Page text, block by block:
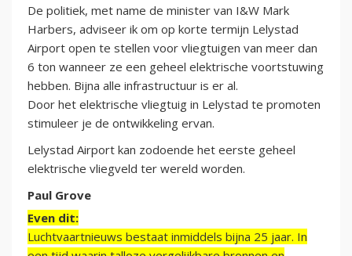
De politiek, met name de minister van I&W Mark
Harbers, adviseer ik om op korte termijn Lelystad
Airport open te stellen voor vliegtuigen van meer dan
6 ton wanneer ze een geheel elektrische voortstuwing
hebben. Bijna alle infrastructuur is er al.
Door het elektrische vliegtuig in Lelystad te promoten
stimuleer je de ontwikkeling ervan.
Lelystad Airport kan zodoende het eerste geheel
elektrische vliegveld ter wereld worden.
Paul Grove
Even dit:
Luchtvaartnieuws bestaat inmiddels bijna 25 jaar. In